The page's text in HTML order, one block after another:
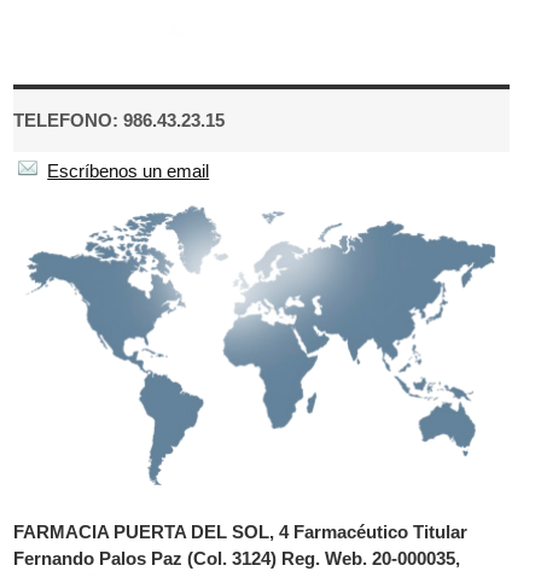
TELEFONO: 986.43.23.15
Escríbenos un email
FARMACIA PUERTA DEL SOL, 4 Farmacéutico Titular
Fernando Palos Paz (Col. 3124) Reg. Web. 20-000035,